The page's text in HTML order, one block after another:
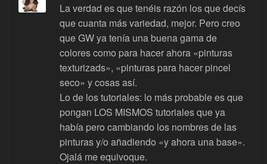
La verdad es que tenéis razón los que decís
que cuanta más variedad, mejor. Pero creo
que GW ya tenía una buena gama de
colores como para hacer ahora «pinturas
texturizads», «pinturas para hacer pincel
seco» y cosas así.
Lo de los tutoriales: lo más probable es que
pongan LOS MISMOS tutoriales que ya
había pero cambiando los nombres de las
pinturas y/o añadiendo «y ahora una base».
Ojalá me equivoque.